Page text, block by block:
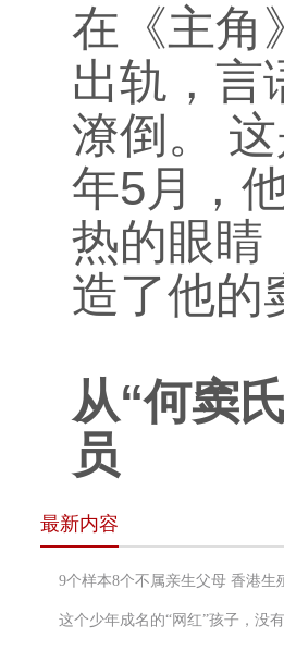
在《主角
出轨，言
潦倒。
年5月，
热的眼睛
造了他的
从“何窦
员
最新内容
9个样本8个不属亲生父母 香港生
这个少年成名的“网红”孩子，没